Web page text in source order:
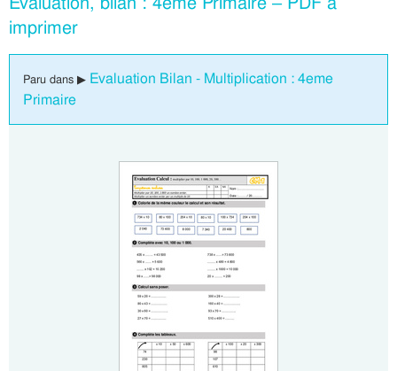
imprimer
Paru dans ▶ Evaluation Bilan - Multiplication : 4eme
Primaire